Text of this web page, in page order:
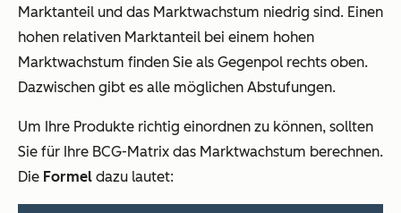
Marktanteil und das Marktwachstum niedrig sind. Einen
hohen relativen Marktanteil bei einem hohen
Marktwachstum finden Sie als Gegenpol rechts oben.
Dazwischen gibt es alle möglichen Abstufungen.
Um Ihre Produkte richtig einordnen zu können, sollten
Sie für Ihre BCG-Matrix das Marktwachstum berechnen.
Die Formel dazu lautet: